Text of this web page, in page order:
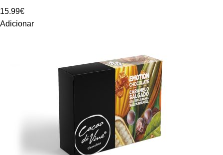
15.99€
Adicionar